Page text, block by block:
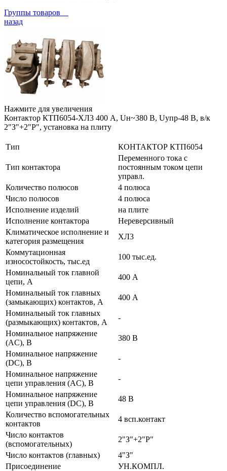
Группы товаров
назад
Нажмите для увеличения
Контактор КТП6054-ХЛ3 400 А, Uн~380 В, Uупр-48 В, в/к
2"З"+2"Р", установка на плиту
Тип КОНТАКТОР КТП6054
Тип контактора
Переменного тока с
постоянным током цепи
управл.
Количество полюсов
4 полюса
Число полюсов
4 полюса
Исполнение изделий
на плите
Исполнение контактора
Нереверсивный
Климатическое исполнение и
категория размещения
ХЛ3
Коммутационная
износостойкость, тыс.ед
100 тыс.ед.
Номинальный ток главной
цепи, А
400 А
Номинальный ток главных
(замыкающих) контактов, А
400 А
Номинальный ток главных
(размыкающих) контактов, А
-
Номинальное напряжение
(AC), В
380 В
Номинальное напряжение
(DC), В
-
Номинальное напряжение
цепи управления (AC), В
-
Номинальное напряжение
цепи управления (DC), В
48 В
Количество вспомогательных
контактов
4 всп.контакт
Число контактов
(вспомогательных)
2"З"+2"Р"
Число контактов (главных)
4"З"
Присоединение
УН.КОМПЛ.